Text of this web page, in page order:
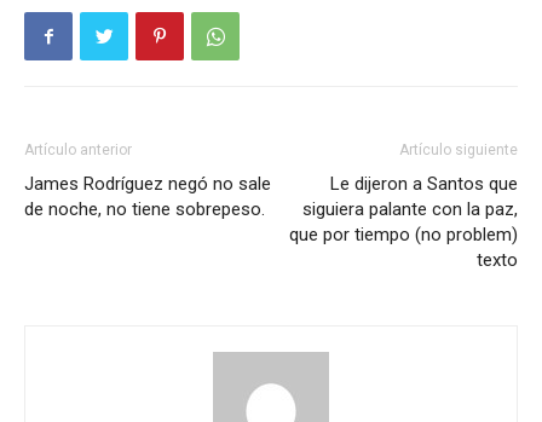
Artículo anterior
James Rodríguez negó no sale
de noche, no tiene sobrepeso.
Artículo siguiente
Le dijeron a Santos que
siguiera palante con la paz,
que por tiempo (no problem)
texto